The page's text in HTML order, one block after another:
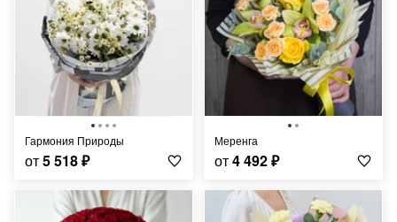
Гармония Природы
от5 518₽
Меренга
от4 492₽